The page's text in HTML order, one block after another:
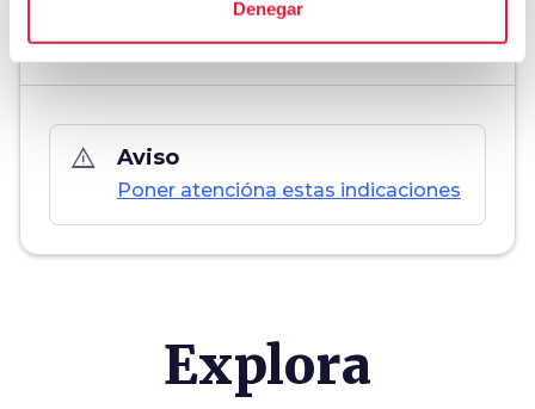
Denegar
warning_amber Aviso
Poner atencióna estas indicaciones
Explora